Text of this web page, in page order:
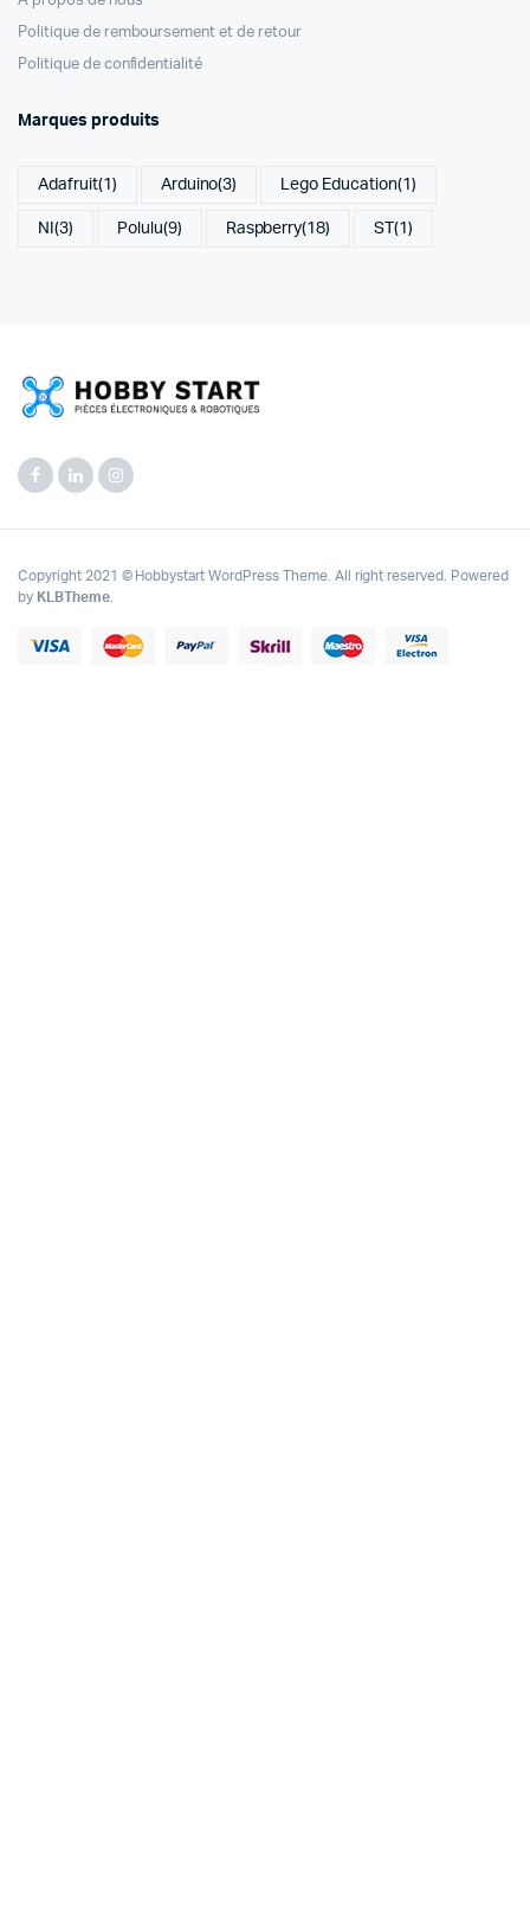
Politique de remboursement et de retour
Politique de confidentialité
Marques produits
Adafruit(1) Arduino(3) Lego Education(1)
NI (3) Polulu(9) Raspberry(18) ST(1)
Copyright 2021 © Hobbystart WordPress Theme. All right reserved. Powered
by KLBTheme.